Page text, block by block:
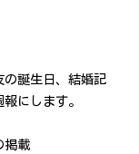
の誕生日、結婚記
にします。
掲載